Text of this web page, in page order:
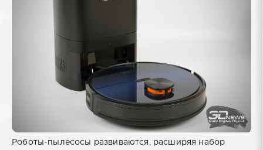
Роботы-пылесосы развиваются, расширяя набор